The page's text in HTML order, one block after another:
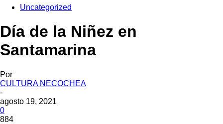
Uncategorized
Día de la Niñez en
Santamarina
Por
CULTURA NECOCHEA
-
agosto 19, 2021
0
884